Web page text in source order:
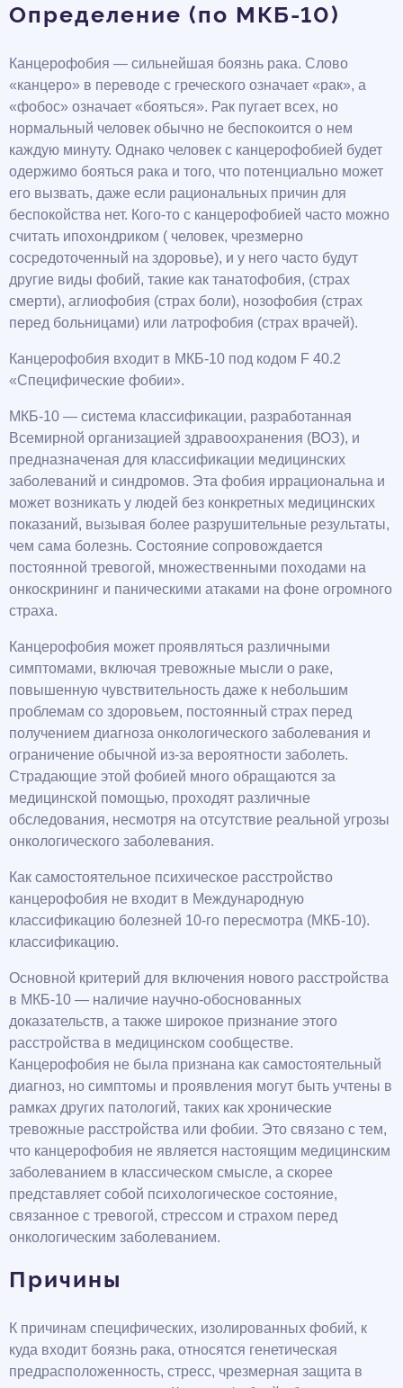
Определение (по МКБ-10)
Канцерофобия — сильнейшая боязнь рака. Слово
«канцеро» в переводе с греческого означает «рак», а
«фобос» означает «бояться». Рак пугает всех, но
нормальный человек обычно не беспокоится о нем
каждую минуту. Однако человек с канцерофобией будет
одержимо бояться рака и того, что потенциально может
его вызвать, даже если рациональных причин для
беспокойства нет. Кого-то с канцерофобией часто можно
считать ипохондриком ( человек, чрезмерно
сосредоточенный на здоровье), и у него часто будут
другие виды фобий, такие как танатофобия, (страх
смерти), аглиофобия (страх боли), нозофобия (страх
перед больницами) или латрофобия (страх врачей).
Канцерофобия входит в МКБ-10 под кодом F 40.2
«Специфические фобии».
МКБ-10 — система классификации, разработанная
Всемирной организацией здравоохранения (ВОЗ), и
предназначеная для классификации медицинских
заболеваний и синдромов. Эта фобия иррациональна и
может возникать у людей без конкретных медицинских
показаний, вызывая более разрушительные результаты,
чем сама болезнь. Состояние сопровождается
постоянной тревогой, множественными походами на
онкоскрининг и паническими атаками на фоне огромного
страха.
Канцерофобия может проявляться различными
симптомами, включая тревожные мысли о раке,
повышенную чувствительность даже к небольшим
проблемам со здоровьем, постоянный страх перед
получением диагноза онкологического заболевания и
ограничение обычной из-за вероятности заболеть.
Страдающие этой фобией много обращаются за
медицинской помощью, проходят различные
обследования, несмотря на отсутствие реальной угрозы
онкологического заболевания.
Как самостоятельное психическое расстройство
канцерофобия не входит в Международную
классификацию болезней 10-го пересмотра (МКБ-10).
классификацию.
Основной критерий для включения нового расстройства
в МКБ-10 — наличие научно-обоснованных
доказательств, а также широкое признание этого
расстройства в медицинском сообществе.
Канцерофобия не была признана как самостоятельный
диагноз, но симптомы и проявления могут быть учтены в
рамках других патологий, таких как хронические
тревожные расстройства или фобии. Это связано с тем,
что канцерофобия не является настоящим медицинским
заболеванием в классическом смысле, а скорее
представляет собой психологическое состояние,
связанное с тревогой, стрессом и страхом перед
онкологическим заболеванием.
Причины
К причинам специфических, изолированных фобий, к
куда входит боязнь рака, относятся генетическая
предрасположенность, стресс, чрезмерная защита в